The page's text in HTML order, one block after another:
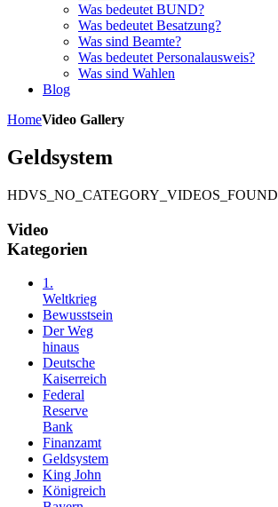
Was bedeutet BUND?
Was bedeutet Besatzung?
Was sind Beamte?
Was bedeutet Personalausweis?
Was sind Wahlen
Blog
HomeVideo Gallery
Geldsystem
HDVS_NO_CATEGORY_VIDEOS_FOUND
Video
Kategorien
1.
Weltkrieg
Bewusstsein
Der Weg
hinaus
Deutsche
Kaiserreich
Federal
Reserve
Bank
Finanzamt
Geldsystem
King John
Königreich